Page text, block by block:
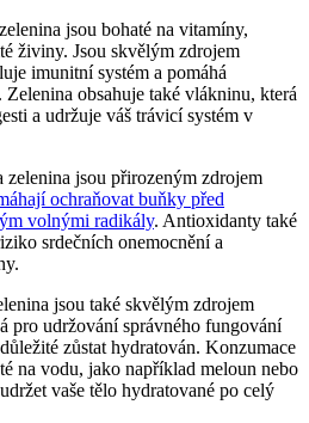
jsou bohaté na vitamíny,
živiny. Jsou skvělým zdrojem
imunitní systém a pomáhá
Zelenina obsahuje také vlákninu, která
a udržuje váš trávicí systém v
jsou přirozeným zdrojem
ochraňovat buňky před
volnými radikály. Antioxidanty také
srdečních onemocnění a
jsou také skvělým zdrojem
pro udržování správného fungování
zůstat hydratován. Konzumace
na vodu, jako například meloun nebo
vaše tělo hydratované po celý